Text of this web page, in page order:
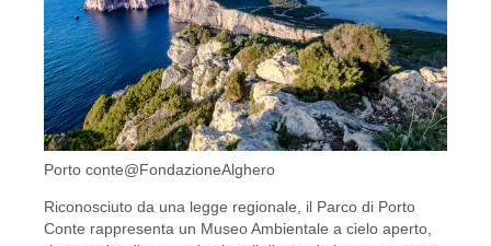
Porto conte@FondazioneAlghero
Riconosciuto da una legge regionale, il Parco di Porto
Conte rappresenta un Museo Ambientale a cielo aperto,